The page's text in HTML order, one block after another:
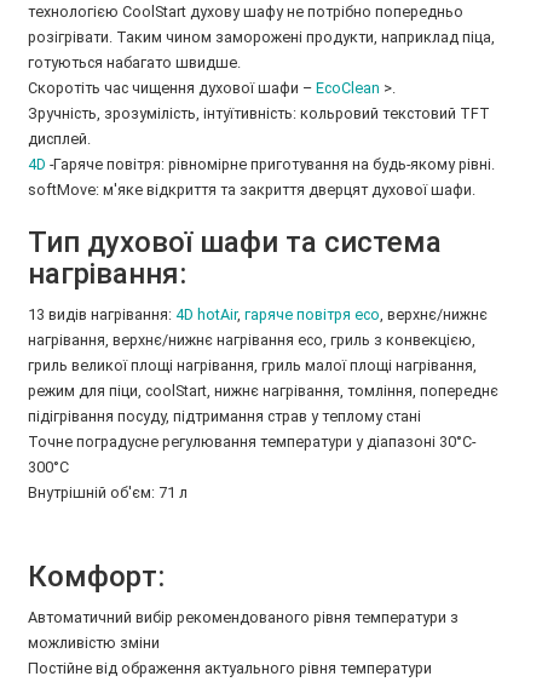
технологією CoolStart духову шафу не потрібно попередньо
розігрівати. Таким чином заморожені продукти, наприклад піца,
готуються набагато швидше.
Скоротіть час чищення духової шафи – EcoClean >.
Зручність, зрозумілість, інтуїтивність: кольровий текстовий TFT
дисплей.
4D -Гаряче повітря: рівномірне приготування на будь-якому рівні.
softMove: м'яке відкриття та закриття дверцят духової шафи.
Тип духової шафи та система
нагрівання:
13 видів нагрівання: 4D hotAir, гаряче повітря eco, верхнє/нижнє
нагрівання, верхнє/нижнє нагрівання eco, гриль з конвекцією,
гриль великої площі нагрівання, гриль малої площі нагрівання,
режим для піци, coolStart, нижнє нагрівання, томління, попереднє
підігрівання посуду, підтримання страв у теплому стані
Точне поградусне регулювання температури у діапазоні 30°C-
300°C
Внутрішній об'єм: 71 л
Комфорт:
Автоматичний вибір рекомендованого рівня температури з
можливістю зміни
Постійне від ображення актуального рівня температури